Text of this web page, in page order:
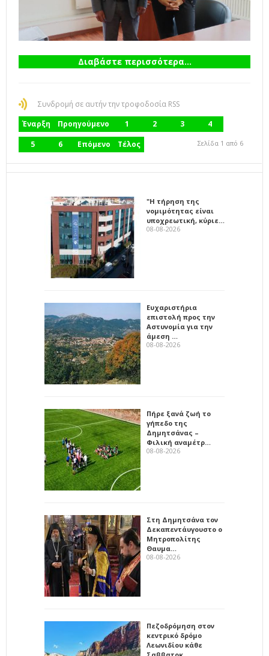
Διαβάστε περισσότερα...
Συνδρομή σε αυτήν την τροφοδοσία RSS
Έναρξη
Προηγούμενο 1 2 3
4
5
6 Επόμενο Τέλος Σελίδα 1 από 6
"Η τήρηση της
νομιμότητας είναι
υποχρεωτική, κύριε…
08-08-2026
Ευχαριστήρια
επιστολή προς την
Αστυνομία για την
άμεση …
08-08-2026
Πήρε ξανά ζωή το
γήπεδο της
Δημητσάνας –
Φιλική αναμέτρ…
08-08-2026
Στη Δημητσάνα τον
Δεκαπεντάυγουστο ο
Μητροπολίτης
Θαυμα…
08-08-2026
Πεζοδρόμηση στον
κεντρικό δρόμο
Λεωνιδίου κάθε